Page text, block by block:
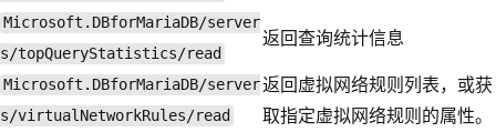
Microsoft.DBforMariaDB/server
s/topQueryStatistics/read
返回查询统计信息
Microsoft.DBforMariaDB/server
s/virtualNetworkRules/read
返回虚拟网络规则列表，或获
取指定虚拟网络规则的属性。